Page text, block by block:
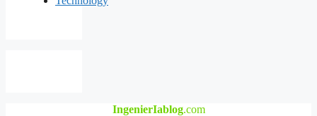
IngenierIablog.com